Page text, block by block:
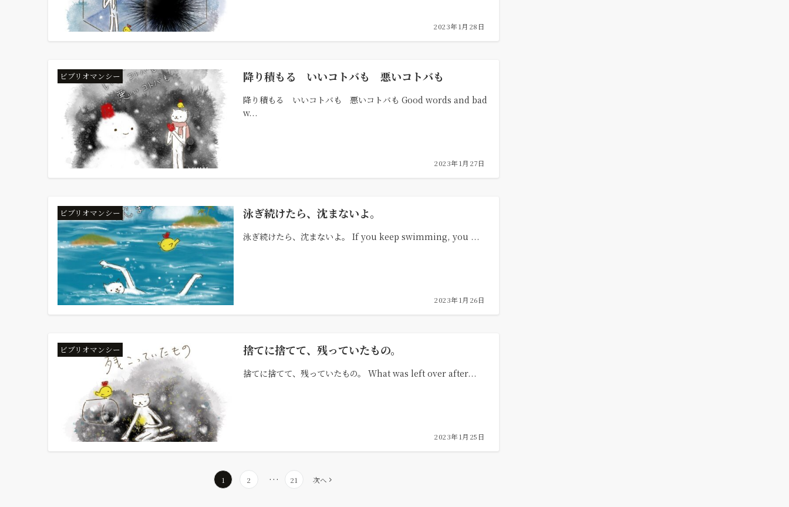
2023年1月28日
ビブリオマンシー 降り積もる いいコトバも 悪いコトバも
降り積もる いいコトバも 悪いコトバも Good words and bad
w...
2023年1月27日
ビブリオマンシー 泳ぎ続けたら、沈まないよ。
泳ぎ続けたら、沈まないよ。 If you keep swimming, you ...
2023年1月26日
ビブリオマンシー 捨てに捨てて、残っていたもの。
捨てに捨てて、残っていたもの。 What was left over after...
2023年1月25日
1 2 … 21 次へ